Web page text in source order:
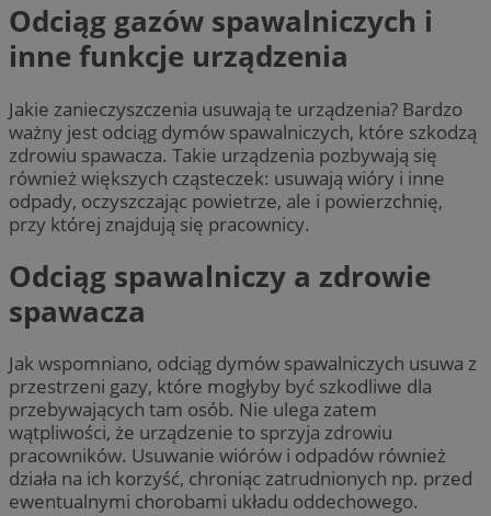
Odciąg gazów spawalniczych i
inne funkcje urządzenia
Jakie zanieczyszczenia usuwają te urządzenia? Bardzo
ważny jest odciąg dymów spawalniczych, które szkodzą
zdrowiu spawacza. Takie urządzenia pozbywają się
również większych cząsteczek: usuwają wióry i inne
odpady, oczyszczając powietrze, ale i powierzchnię,
przy której znajdują się pracownicy.
Odciąg spawalniczy a zdrowie
spawacza
Jak wspomniano, odciąg dymów spawalniczych usuwa z
przestrzeni gazy, które mogłyby być szkodliwe dla
przebywających tam osób. Nie ulega zatem
wątpliwości, że urządzenie to sprzyja zdrowiu
pracowników. Usuwanie wiórów i odpadów również
działa na ich korzyść, chroniąc zatrudnionych np. przed
ewentualnymi chorobami układu oddechowego.